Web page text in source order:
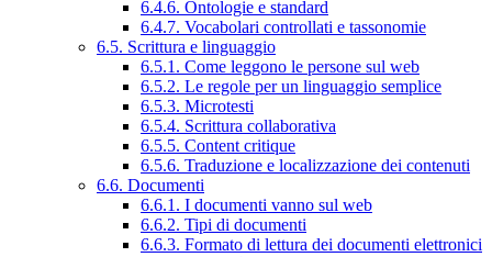
6.4.6. Ontologie e standard
6.4.7. Vocabolari controllati e tassonomie
6.5. Scrittura e linguaggio
6.5.1. Come leggono le persone sul web
6.5.2. Le regole per un linguaggio semplice
6.5.3. Microtesti
6.5.4. Scrittura collaborativa
6.5.5. Content critique
6.5.6. Traduzione e localizzazione dei contenuti
6.6. Documenti
6.6.1. I documenti vanno sul web
6.6.2. Tipi di documenti
6.6.3. Formato di lettura dei documenti elettronici